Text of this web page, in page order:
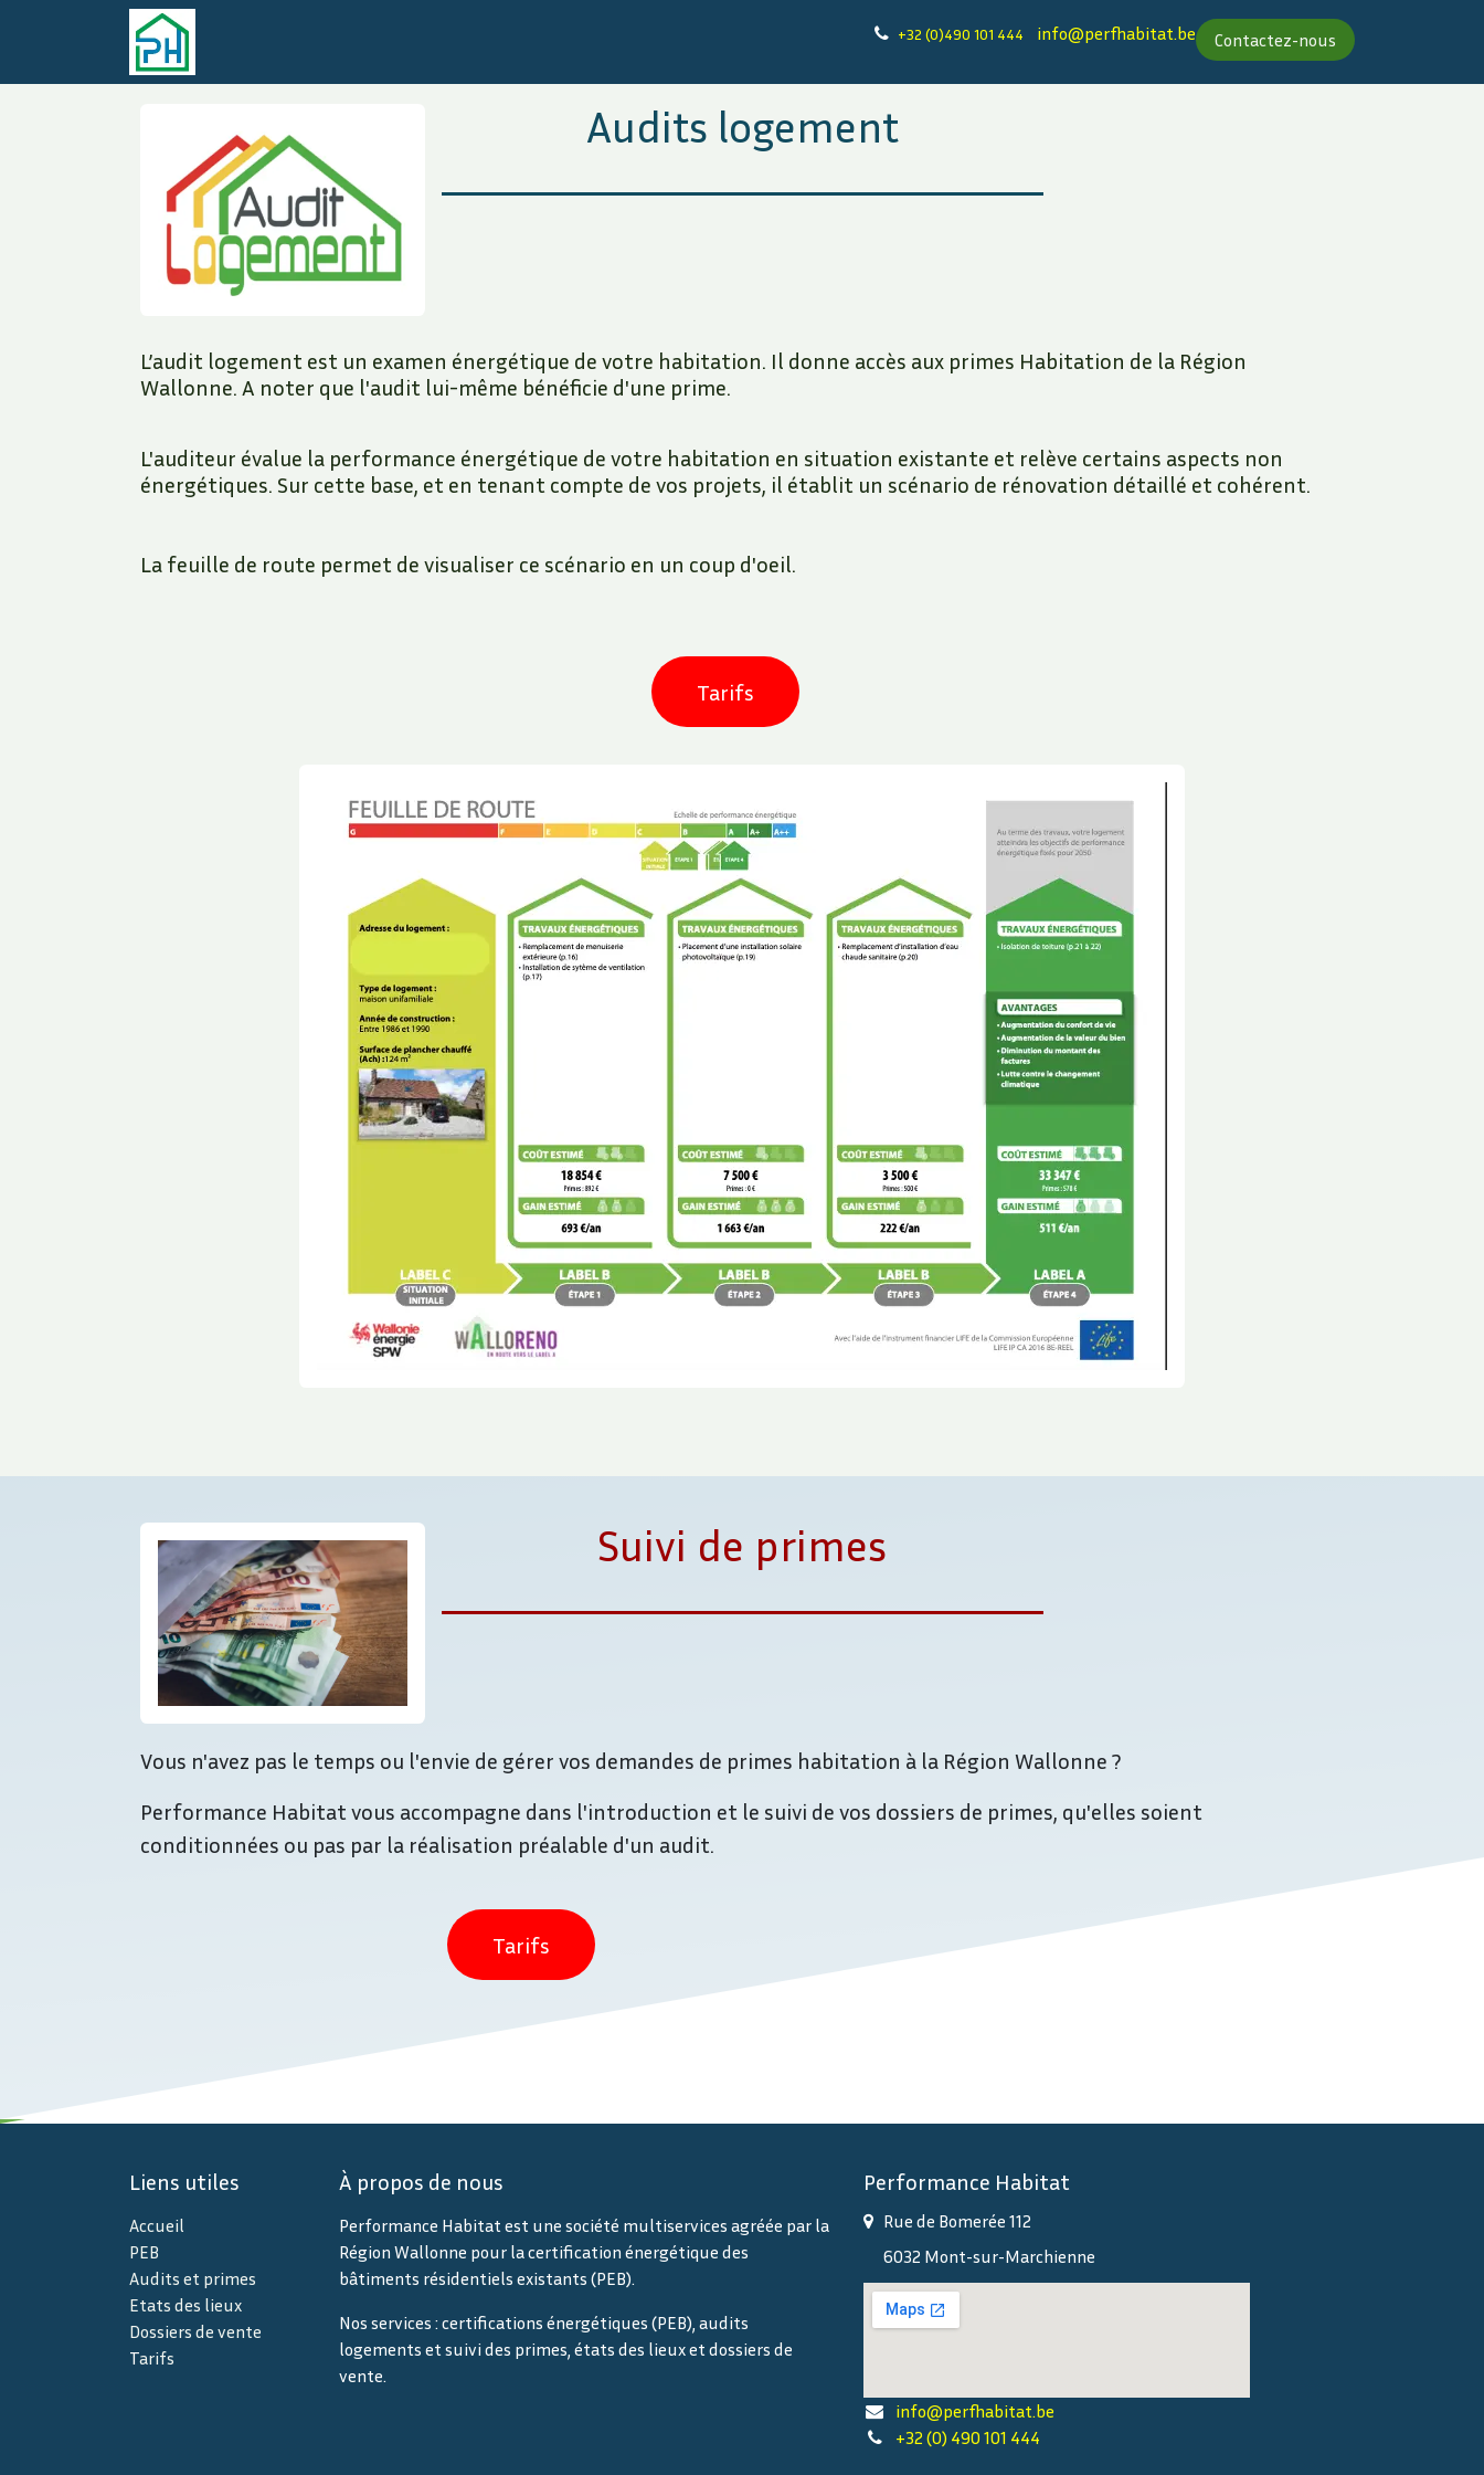
Se rendre au contenu
+32 (0)490 101 444 info@perfhabitat.be Contactez-nous​​​​​​
Audits logement
L’audit logement est un examen énergétique de votre habitation. Il donne accès aux primes Habitation de la Région
Wallonne. A noter que l'audit lui-même bénéficie d'une prime.
L'auditeur évalue la performance énergétique de votre habitation en situation existante et relève certains aspects non
énergétiques. Sur cette base, et en tenant compte de vos projets, il établit un scénario de rénovation détaillé et cohérent.
La feuille de route permet de visualiser ce scénario en un coup d'oeil.
Tarifs
Suivi de primes
Vous n'avez pas le temps ou l'envie de gérer vos demandes de primes habitation à la Région Wallonne ?
Performance Habitat vous accompagne dans l'introduction et le suivi de vos dossiers de primes, qu'elles soient
conditionnées ou pas par la réalisation préalable d'un audit.
Tarifs
Liens utiles
Accueil
PEB
Audits et primes
Etats des lieux
Dossiers de vente
Tarifs
À propos de nous
Performance Habitat est une société multiservices agréée par la
Région Wallonne pour la certification énergétique des
bâtiments résidentiels existants (PEB).
Nos services : certifications énergétiques (PEB), audits
logements et suivi des primes, états des lieux et dossiers de
vente.
Performance Habitat
Rue de Bomerée 112
6032 Mont-sur-Marchienne
info@perfhabitat.be
+32 (0) 490 101 444